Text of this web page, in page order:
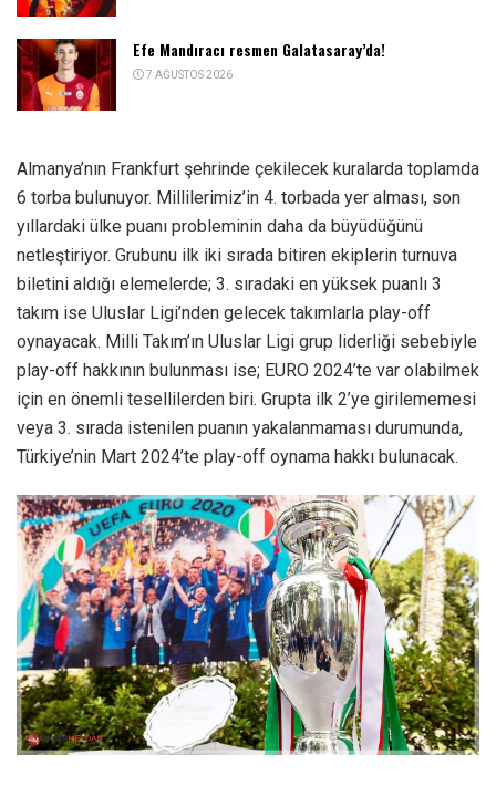
Efe Mandıracı resmen Galatasaray’da!
7 AĞUSTOS 2026
Almanya’nın Frankfurt şehrinde çekilecek kuralarda toplamda
6 torba bulunuyor. Millilerimiz’in 4. torbada yer alması, son
yıllardaki ülke puanı probleminin daha da büyüdüğünü
netleştiriyor. Grubunu ilk iki sırada bitiren ekiplerin turnuva
biletini aldığı elemelerde; 3. sıradaki en yüksek puanlı 3
takım ise Uluslar Ligi’nden gelecek takımlarla play-off
oynayacak. Milli Takım’ın Uluslar Ligi grup liderliği sebebiyle
play-off hakkının bulunması ise; EURO 2024’te var olabilmek
için en önemli tesellilerden biri. Grupta ilk 2’ye girilememesi
veya 3. sırada istenilen puanın yakalanmaması durumunda,
Türkiye’nin Mart 2024’te play-off oynama hakkı bulunacak.